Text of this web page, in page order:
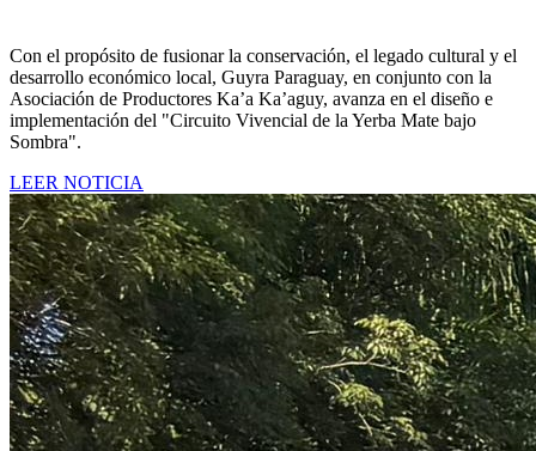
Con el propósito de fusionar la conservación, el legado cultural y el
desarrollo económico local, Guyra Paraguay, en conjunto con la
Asociación de Productores Ka’a Ka’aguy, avanza en el diseño e
implementación del "Circuito Vivencial de la Yerba Mate bajo
Sombra".
LEER NOTICIA